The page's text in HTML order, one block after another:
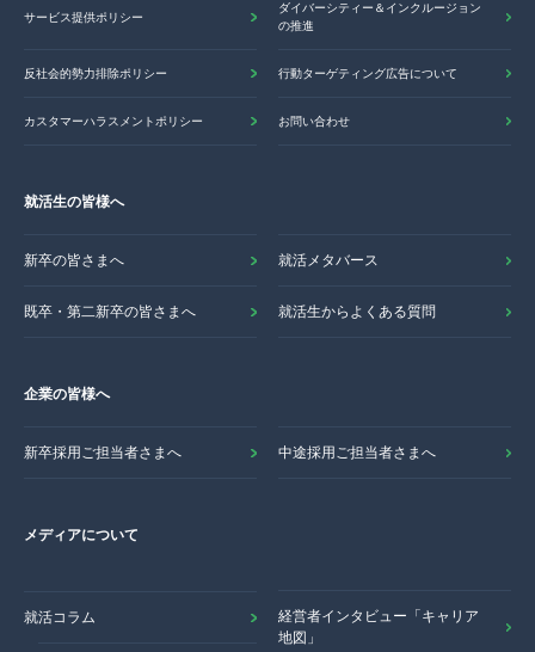
サービス提供ポリシー
ダイバーシティー＆インクルージョン
の推進
反社会的勢力排除ポリシー 行動ターゲティング広告について
カスタマーハラスメントポリシー お問い合わせ
就活生の皆様へ
新卒の皆さまへ 就活メタバース
既卒・第二新卒の皆さまへ 就活生からよくある質問
企業の皆様へ
新卒採用ご担当者さまへ 中途採用ご担当者さまへ
メディアについて
就活コラム
経営者インタビュー「キャリア
地図」